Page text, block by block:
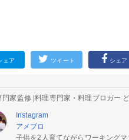
ェア ツイート シェア
門家監修 |料理専門家・料理ブロガー
Instagram
アメブロ
子供を2人育てながらワーキング